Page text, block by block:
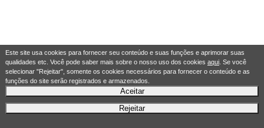
Este site usa cookies para fornecer seu conteúdo e suas funções e aprimorar suas
qualidades etc. Você pode saber mais sobre o nosso uso dos cookies aqui. Se você
selecionar "Rejeitar", somente os cookies necessários para fornecer o conteúdo e as
funções do site serão registrados e armazenados.
Aceitar
Rejeitar